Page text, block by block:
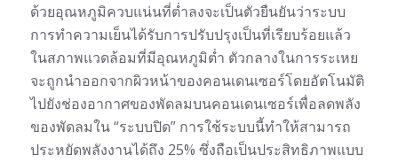
ด้วยอุณหภูมิควบแน่นที่ต่ำลงจะเป็นตัวยืนยันว่าระบบ
การทำความเย็นได้รับการปรับปรุงเป็นที่เรียบร้อยแล้ว
ในสภาพแวดล้อมที่มีอุณหภูมิต่ำ ตัวกลางในการระเหย
จะถูกนำออกจากผิวหน้าของคอนเดนเซอร์โดยอัตโนมัติ
ไปยังช่องอากาศของพัดลมบนคอนเดนเซอร์เพื่อลดพลัง
ของพัดลมใน “ระบบปิด” การใช้ระบบนี้ทำให้สามารถ
ประหยัดพลังงานได้ถึง 25% ซึ่งถือเป็นประสิทธิภาพแบบ